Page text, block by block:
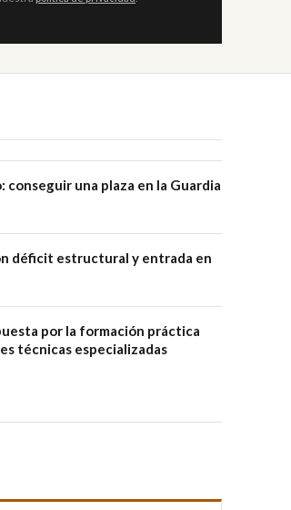
conseguir una plaza en la Guardia
déficit estructural y entrada en
por la formación práctica
técnicas especializadas